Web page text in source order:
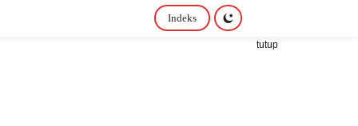
Indeks
tutup